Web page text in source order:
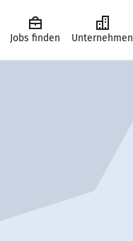
Jobs finden Unternehmen